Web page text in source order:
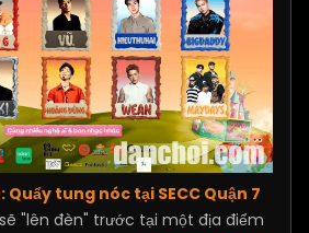
Quẩy tung nóc tại SECC Quận 7
"lên đèn" trước tại một địa điểm